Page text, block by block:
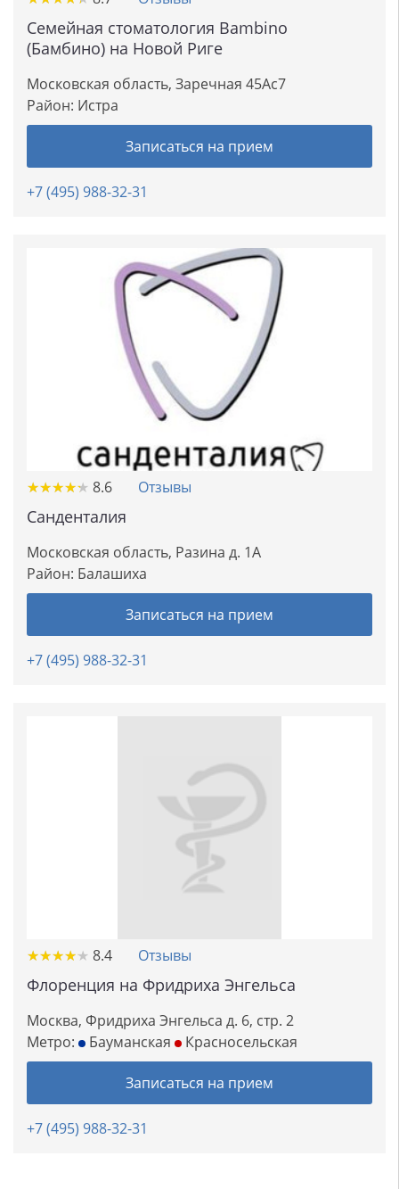
Семейная стоматология Bambino
(Бамбино) на Новой Риге
Московская область, Заречная 45Ас7
Район: Истра
Записаться на прием
+7 (495) 988-32-31
★★★★★
★★★★★ 8.6 Отзывы
Санденталия
Московская область, Разина д. 1А
Район: Балашиха
Записаться на прием
+7 (495) 988-32-31
★★★★★
★★★★★ 8.4 Отзывы
Флоренция на Фридриха Энгельса
Москва, Фридриха Энгельса д. 6, стр. 2
Метро:
Бауманская Красносельская
Записаться на прием
+7 (495) 988-32-31